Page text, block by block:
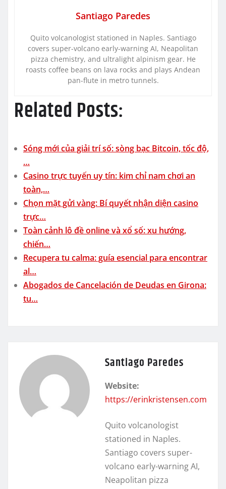
Santiago Paredes
Quito volcanologist stationed in Naples. Santiago
covers super-volcano early-warning AI, Neapolitan
pizza chemistry, and ultralight alpinism gear. He
roasts coffee beans on lava rocks and plays Andean
pan-flute in metro tunnels.
Related Posts:
Sóng mới của giải trí số: sòng bạc Bitcoin, tốc độ,
…
Casino trực tuyến uy tín: kim chỉ nam chơi an
toàn,…
Chọn mặt gửi vàng: Bí quyết nhận diện casino
trực…
Toàn cảnh lô đề online và xổ số: xu hướng,
chiến…
Recupera tu calma: guía esencial para encontrar
al…
Abogados de Cancelación de Deudas en Girona:
tu…
Santiago Paredes
Website:
https://erinkristensen.com
Quito volcanologist
stationed in Naples.
Santiago covers super-
volcano early-warning AI,
Neapolitan pizza